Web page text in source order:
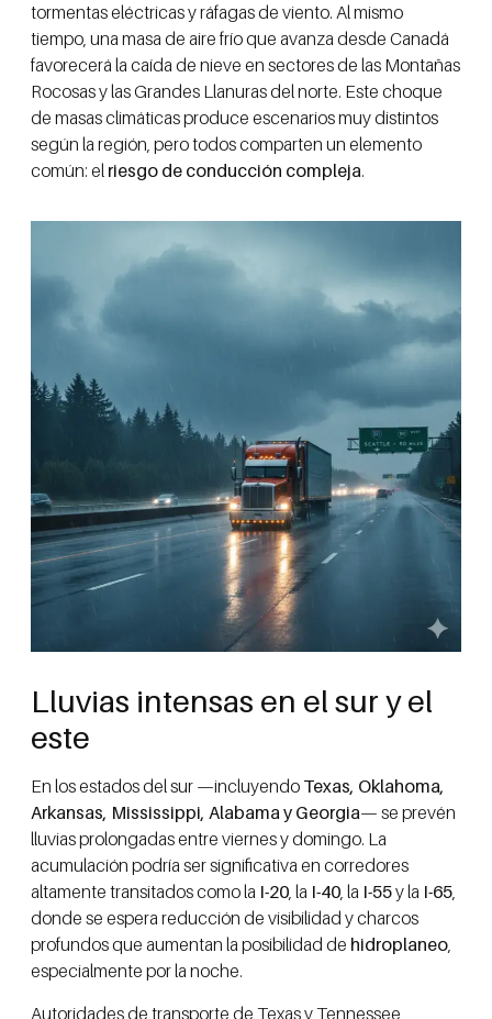
tormentas eléctricas y ráfagas de viento. Al mismo
tiempo, una masa de aire frío que avanza desde Canadá
favorecerá la caída de nieve en sectores de las Montañas
Rocosas y las Grandes Llanuras del norte. Este choque
de masas climáticas produce escenarios muy distintos
según la región, pero todos comparten un elemento
común: el riesgo de conducción compleja.
Lluvias intensas en el sur y el
este
En los estados del sur —incluyendo Texas, Oklahoma,
Arkansas, Mississippi, Alabama y Georgia— se prevén
lluvias prolongadas entre viernes y domingo. La
acumulación podría ser significativa en corredores
altamente transitados como la I-20, la I-40, la I-55y la I-65,
donde se espera reducción de visibilidad y charcos
profundos que aumentan la posibilidad de hidroplaneo,
especialmente por la noche.
Autoridades de transporte de Texas y Tennessee